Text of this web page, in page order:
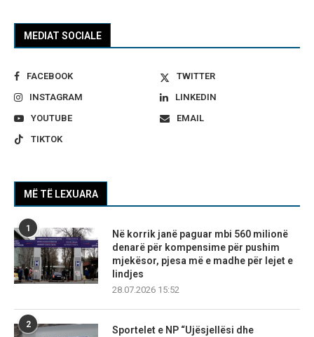
MEDIAT SOCIALE
FACEBOOK
TWITTER
INSTAGRAM
LINKEDIN
YOUTUBE
EMAIL
TIKTOK
MË TË LEXUARA
1
Në korrik janë paguar mbi 560 milionë
denarë për kompensime për pushim
mjekësor, pjesa më e madhe për lejet e
lindjes
28.07.2026 15:52
2
Sportelet e NP “Ujësjellësi dhe